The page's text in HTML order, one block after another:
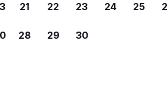
Anpassung von Trips
Mietwagenergebnisse nach
21 22 23 24 25
28 29 30